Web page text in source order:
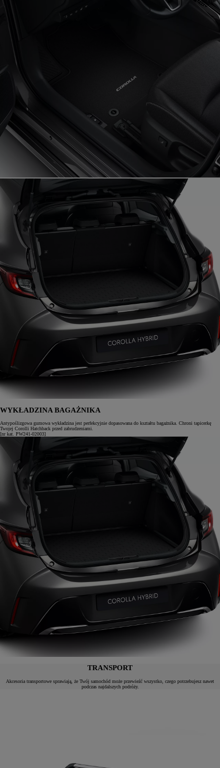
WYKŁADZINA BAGAŻNIKA
Antypoślizgowa gumowa wykładzina jest perfekcyjnie dopasowana do kształtu bagażnika. Chroni tapicerkę
Twojej Corolli Hatchback przed zabrudzeniami.
[nr kat. PW241-02003]
TRANSPORT
Akcesoria transportowe sprawiają, że Twój samochód może przewieźć wszystko, czego potrzebujesz nawet
podczas najdalszych podróży.